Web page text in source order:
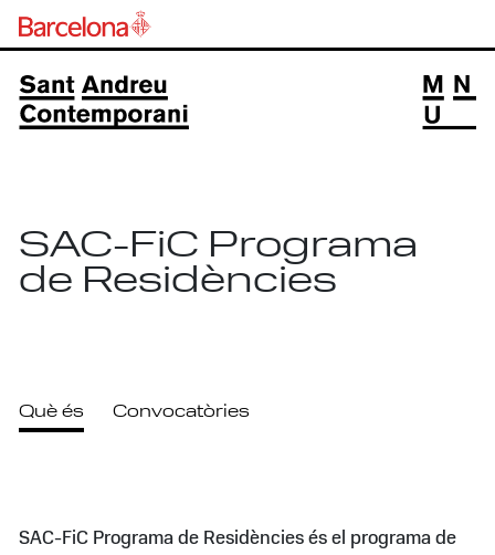
SAC-FiC Programa
de Residències
Què és Convocatòries
SAC-FiC Programa de Residències és el programa de